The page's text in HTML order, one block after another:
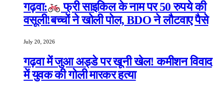
गढ़वा:
फ्री साइकिल के नाम पर 50 रुपये की
वसूली!बच्चों ने खोली पोल, BDO ने लौटवाए पैसे
July 20, 2026
गढ़वा में जुआ अड्डे पर खूनी खेल! कमीशन विवाद
में युवक की गोली मारकर हत्या